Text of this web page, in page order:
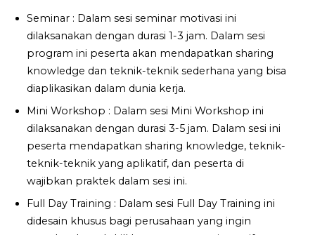
Seminar : Dalam sesi seminar motivasi ini
dilaksanakan dengan durasi 1-3 jam. Dalam sesi
program ini peserta akan mendapatkan sharing
knowledge dan teknik-teknik sederhana yang bisa
diaplikasikan dalam dunia kerja.
Mini Workshop : Dalam sesi Mini Workshop ini
dilaksanakan dengan durasi 3-5 jam. Dalam sesi ini
peserta mendapatkan sharing knowledge, teknik-
teknik-teknik yang aplikatif, dan peserta di
wajibkan praktek dalam sesi ini.
Full Day Training : Dalam sesi Full Day Training ini
didesain khusus bagi perusahaan yang ingin